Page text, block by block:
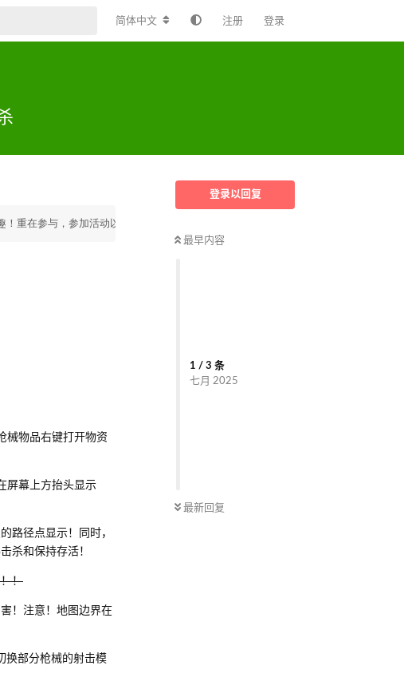
简体中文 注册 登录
登录以回复
最早内容
1 / 3 条
七月 2025
最新回复
重在参与，参加活动以留下别样的回忆！
械物品右键打开物资
屏幕上方抬头显示
路径点显示！同时，
杀和保持存活！
！
！注意！地图边界在
换部分枪械的射击模